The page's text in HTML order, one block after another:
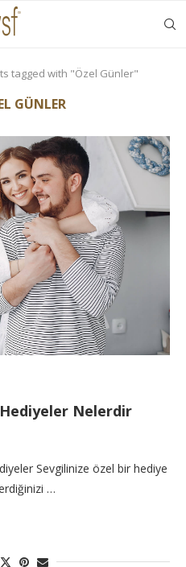
tagged with "Özel Günler"
GÜNLER
Nelerdir
Sevgilinize özel bir hediye
…